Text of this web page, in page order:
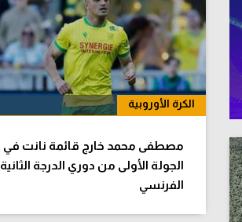
الكرة الأوروبية
مصطفى محمد خارج قائمة نانت في
الجولة الأولى من دوري الدرجة الثانية
الفرنسي